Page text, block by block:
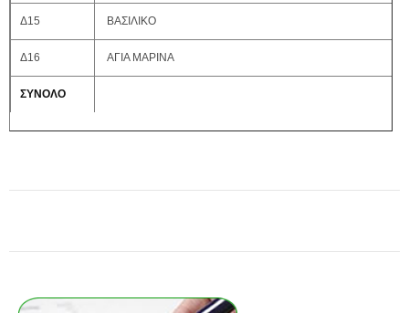
Δ15 ΒΑΣΙΛΙΚΟ
Δ16 ΑΓΙΑ ΜΑΡΙΝΑ
ΣΥΝΟΛΟ